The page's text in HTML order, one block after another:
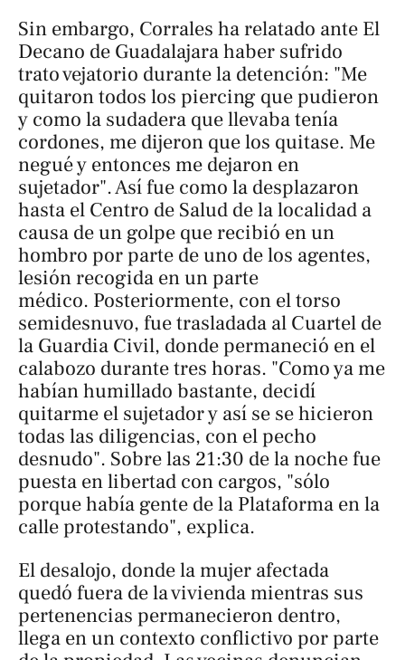
Sin embargo, Corrales ha relatado ante El
Decano de Guadalajarahaber sufrido
trato vejatorio durante la detención: "Me
quitaron todos los piercing que pudieron
y como la sudadera que llevaba tenía
cordones, me dijeron que los quitase. Me
negué y entonces me dejaron en
sujetador". Así fue como la desplazaron
hasta el Centro de Salud de la localidad a
causa de un golpe que recibió en un
hombro por parte de uno de los agentes,
lesión recogida en un parte
médico. Posteriormente, con el torso
semidesnuvo, fue trasladada al Cuartel de
la Guardia Civil, donde permaneció en el
calabozo durante tres horas. "Como ya me
habían humillado bastante, decidí
quitarme el sujetador y así se se hicieron
todas las diligencias, con el pecho
desnudo". Sobre las 21:30 de la noche fue
puesta en libertad con cargos, "sólo
porque había gente de la Plataforma en la
calle protestando", explica.
El desalojo, donde la mujer afectada
quedó fuera de la vivienda mientras sus
pertenencias permanecieron dentro,
llega en un contexto conflictivo por parte